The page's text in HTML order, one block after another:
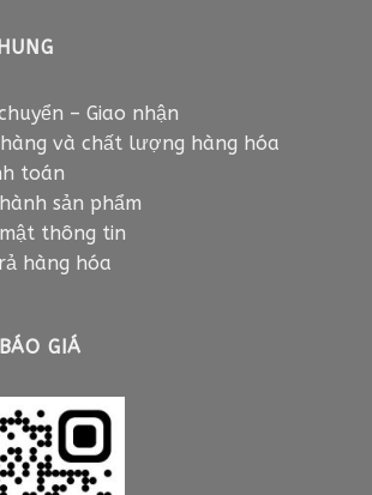
– Giao nhận
và chất lượng hàng hóa
toán
sản phẩm
thông tin
hàng hóa
GIÁ